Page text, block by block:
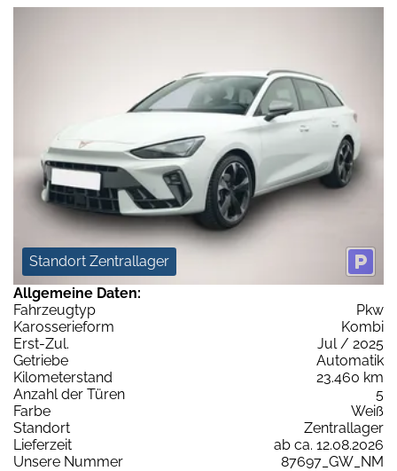
Standort Zentrallager
Allgemeine Daten:
Fahrzeugtyp
Pkw
Karosserieform
Kombi
Erst-Zul.
Jul / 2025
Getriebe
Automatik
Kilometerstand
23.460 km
Anzahl der Türen
5
Farbe
Weiß
Standort
Zentrallager
Lieferzeit
ab ca. 12.08.2026
Unsere Nummer
87697_GW_NM